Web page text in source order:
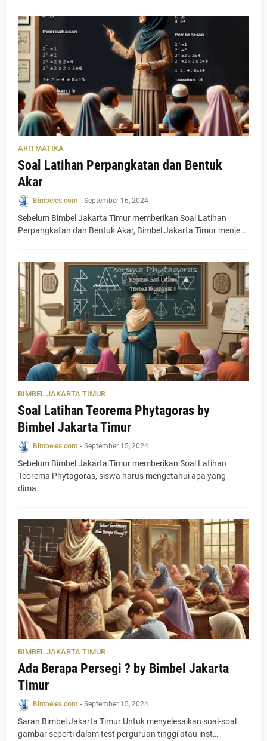
ARITMATIKA
Soal Latihan Perpangkatan dan Bentuk
Akar
Bimbeles.com - September 16, 2024
Sebelum Bimbel Jakarta Timur memberikan Soal Latihan
Perpangkatan dan Bentuk Akar, Bimbel Jakarta Timur menje…
BIMBEL JAKARTA TIMUR
Soal Latihan Teorema Phytagoras by
Bimbel Jakarta Timur
Bimbeles.com - September 15, 2024
Sebelum Bimbel Jakarta Timur memberikan Soal Latihan
Teorema Phytagoras, siswa harus mengetahui apa yang
dima…
BIMBEL JAKARTA TIMUR
Ada Berapa Persegi ? by Bimbel Jakarta
Timur
Bimbeles.com - September 15, 2024
Saran Bimbel Jakarta Timur Untuk menyelesaikan soal-soal
gambar seperti dalam test perguruan tinggi atau inst…